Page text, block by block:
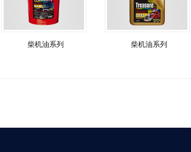
柴机油系列 柴机油系列